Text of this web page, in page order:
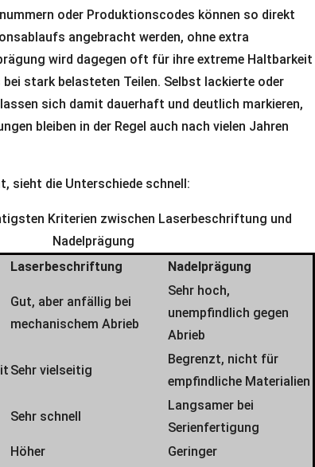
oder Produktionscodes können so direkt
angebracht werden, ohne extra
wird dagegen oft für ihre extreme Haltbarkeit
stark belasteten Teilen. Selbst lackierte oder
sich damit dauerhaft und deutlich markieren,
bleiben in der Regel auch nach vielen Jahren
sieht die Unterschiede schnell:
Kriterien zwischen Laserbeschriftung und
Nadelprägung
Laserbeschriftung Nadelprägung
Gut, aber anfällig bei
mechanischem Abrieb
Sehr hoch,
unempfindlich gegen
Abrieb
Sehr vielseitig
Begrenzt, nicht für
empfindliche Materialien
Sehr schnell
Langsamer bei
Serienfertigung
Höher Geringer